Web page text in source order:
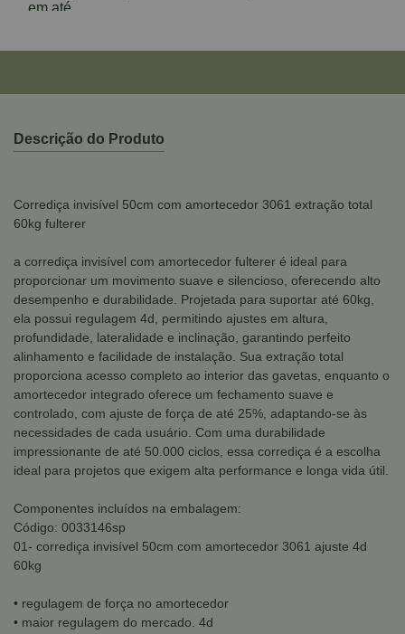
Descrição do Produto
Corrediça invisível 50cm com amortecedor 3061 extração total
60kg fulterer
a corrediça invisível com amortecedor fulterer é ideal para
proporcionar um movimento suave e silencioso, oferecendo alto
desempenho e durabilidade. Projetada para suportar até 60kg,
ela possui regulagem 4d, permitindo ajustes em altura,
profundidade, lateralidade e inclinação, garantindo perfeito
alinhamento e facilidade de instalação. Sua extração total
proporciona acesso completo ao interior das gavetas, enquanto o
amortecedor integrado oferece um fechamento suave e
controlado, com ajuste de força de até 25%, adaptando-se às
necessidades de cada usuário. Com uma durabilidade
impressionante de até 50.000 ciclos, essa corrediça é a escolha
ideal para projetos que exigem alta performance e longa vida útil.
Componentes incluídos na embalagem:
Código: 0033146sp
01- corrediça invisível 50cm com amortecedor 3061 ajuste 4d
60kg
• regulagem de força no amortecedor
• maior regulagem do mercado. 4d